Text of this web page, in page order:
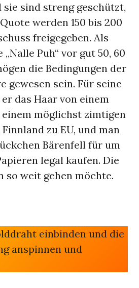
sie sind streng geschützt,
werden 150 bis 200
freigegeben. Als
Puh“ vor gut 50, 60
die Bedingungen der
gewesen sein. Für seine
das Haar von einem
einem möglichst zimtigen
zu EU, und man
Bärenfell für um
legal kaufen. Die
so weit gehen möchte.
einbinden und die
anspinnen und